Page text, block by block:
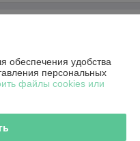
б-р Днепровский д.16-7 офис
обеспечения удобства
персональных
файлы cookies или